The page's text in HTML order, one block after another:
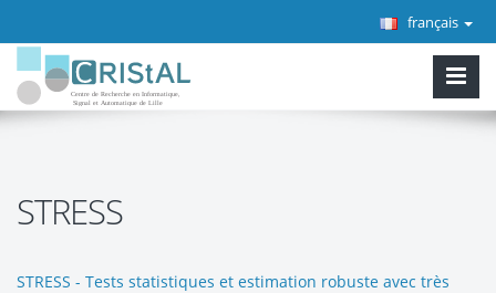
français
STRESS
STRESS - Tests statistiques et estimation robuste avec très